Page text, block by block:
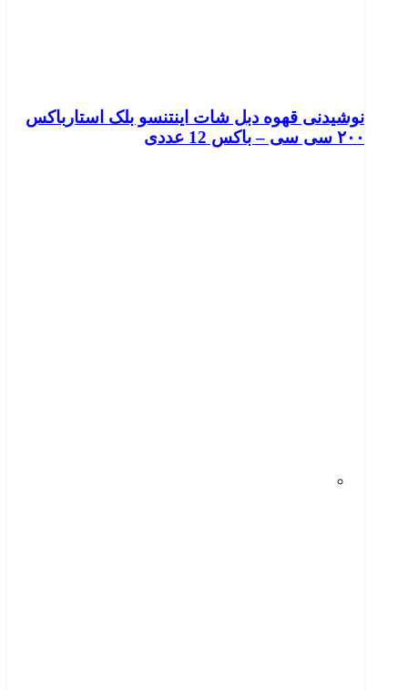
نوشیدنی قهوه دبل شات اینتنسو بلک استارباکس
۲۰۰ سی سی – باکس 12 عددی